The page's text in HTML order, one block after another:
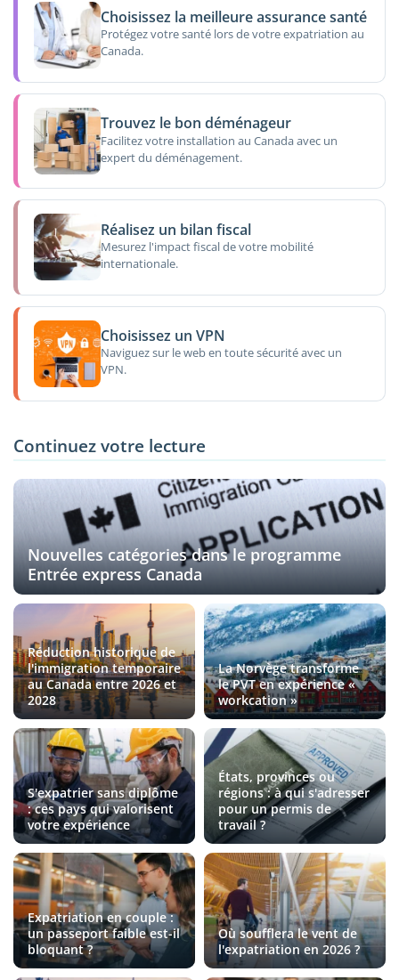
Choisissez la meilleure assurance santé
Protégez votre santé lors de votre expatriation au
Canada.
Trouvez le bon déménageur
Facilitez votre installation au Canada avec un
expert du déménagement.
Réalisez un bilan fiscal
Mesurez l'impact fiscal de votre mobilité
internationale.
Choisissez un VPN
Naviguez sur le web en toute sécurité avec un
VPN.
Continuez votre lecture
Nouvelles catégories dans le programme
Entrée express Canada
Réduction historique de
l'immigration temporaire
au Canada entre 2026 et
2028
La Norvège transforme
le PVT en expérience «
workcation »
S'expatrier sans diplôme
: ces pays qui valorisent
votre expérience
États, provinces ou
régions : à qui s'adresser
pour un permis de
travail ?
Expatriation en couple :
un passeport faible est-il
bloquant ?
Où soufflera le vent de
l'expatriation en 2026 ?